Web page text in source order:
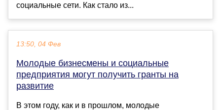
социальные сети. Как стало из...
13:50, 04 Фев
Молодые бизнесмены и социальные
предприятия могут получить гранты на
развитие
В этом году, как и в прошлом, молодые